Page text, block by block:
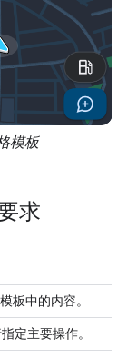
模板
求
板中的内容。
定主要操作。